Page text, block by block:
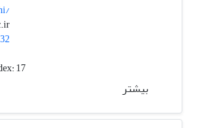
s.salehi
17
بیشتر